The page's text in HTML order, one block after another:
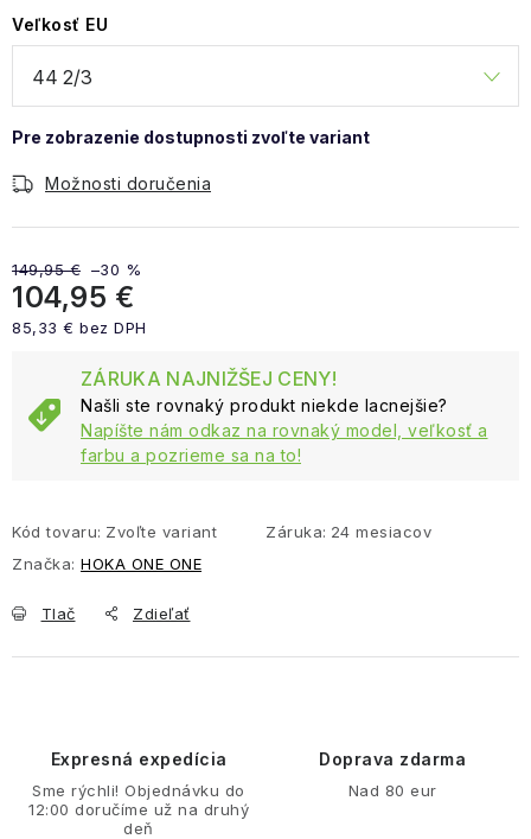
Veľkosť EU
Možnosti doručenia
149,95 € –30 %
104,95 €
85,33 € bez DPH
ZÁRUKA NAJNIŽŠEJ CENY!
Našli ste rovnaký produkt niekde lacnejšie?
Napíšte nám odkaz na rovnaký model, veľkosť a
farbu a pozrieme sa na to!
Kód tovaru: Zvoľte variant Záruka: 24 mesiacov
Značka: HOKA ONE ONE
Tlač Zdieľať
Expresná expedícia
Sme rýchli! Objednávku do
12:00 doručíme už na druhý
deň
Doprava zdarma
Nad 80 eur